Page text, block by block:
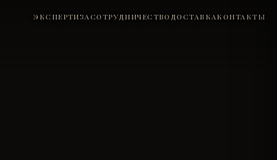
ЭКСПЕРТИЗА СОТРУДНИЧЕСТВО ДОСТАВКАКОНТАКТЫ